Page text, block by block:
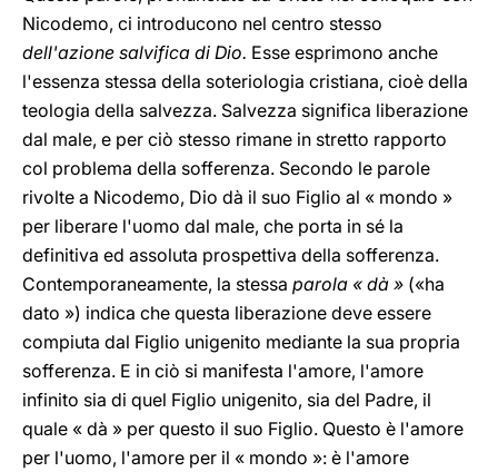
Nicodemo, ci introducono nel centro stesso
dell'azione salvifica di Dio. Esse esprimono anche
l'essenza stessa della soteriologia cristiana, cioè della
teologia della salvezza. Salvezza significa liberazione
dal male, e per ciò stesso rimane in stretto rapporto
col problema della sofferenza. Secondo le parole
rivolte a Nicodemo, Dio dà il suo Figlio al « mondo »
per liberare l'uomo dal male, che porta in sé la
definitiva ed assoluta prospettiva della sofferenza.
Contemporaneamente, la stessa parola « dà » («ha
dato ») indica che questa liberazione deve essere
compiuta dal Figlio unigenito mediante la sua propria
sofferenza. E in ciò si manifesta l'amore, l'amore
infinito sia di quel Figlio unigenito, sia del Padre, il
quale « dà » per questo il suo Figlio. Questo è l'amore
per l'uomo, l'amore per il « mondo »: è l'amore